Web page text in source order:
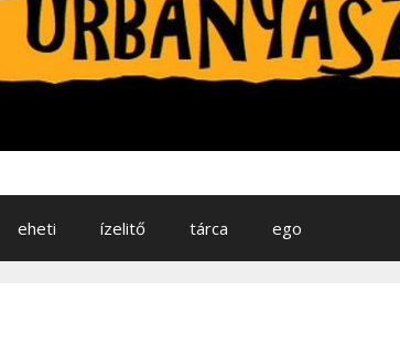
eheti ízelitő tárca ego